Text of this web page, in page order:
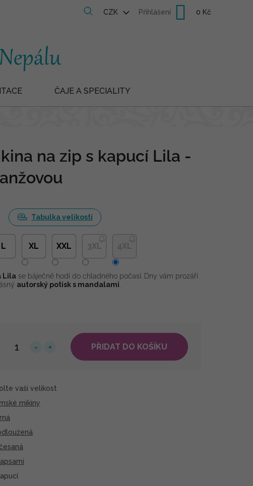
CZK Přihlášení
Nákupní
ČAJE A SPECIALITY
na zip s kapucí Lila -
PŘIDAT DO KOŠÍKU
Tabulka velikostí
L XL XXL 3XL 4XL
Lila se báječně hodí do chladného počasí. Dny vám prozáří
autorský potisk s mandalami
vaši velikost
mikiny